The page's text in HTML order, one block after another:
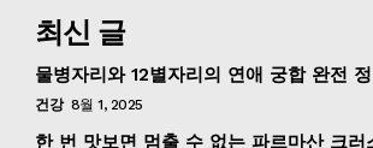
최신 글
물병자리와 12별자리의 연애 궁합 완전
건강 8월 1, 2025
한 번 맛보면 멈출 수 없는 파르마산 크러